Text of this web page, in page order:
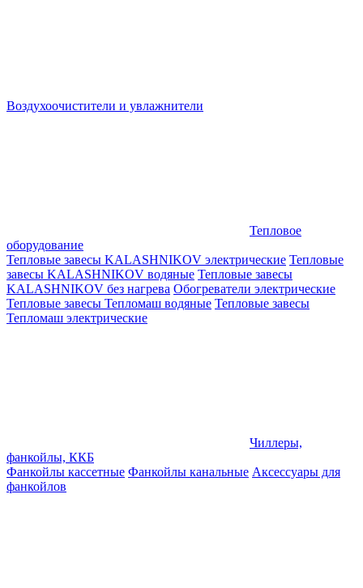
Воздухоочистители и увлажнители
Тепловое
оборудование
Тепловые завесы KALASHNIKOV электрические Тепловые
завесы KALASHNIKOV водяные Тепловые завесы
KALASHNIKOV без нагрева Обогреватели электрические
Тепловые завесы Тепломаш водяные Тепловые завесы
Тепломаш электрические
Чиллеры,
фанкойлы, ККБ
Фанкойлы кассетные Фанкойлы канальные Аксессуары для
фанкойлов